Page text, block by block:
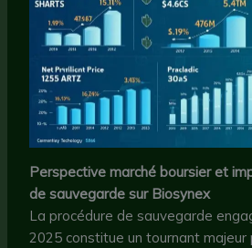
Perspective marché boursier et
de sauvegarde sur Biosynex
La procédure de sauvegarde
2025 constitue un tournant majeur